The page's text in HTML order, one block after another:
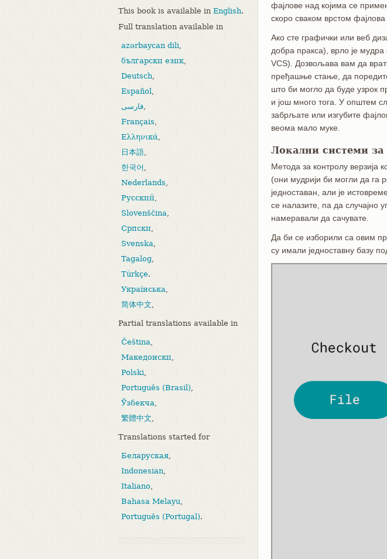
This book is available in English.
Full translation available in
azərbaycan dili,
български език,
Deutsch,
Español,
فارسی,
Français,
Ελληνικά,
日本語,
한국어 ,
Nederlands,
Русский,
Slovenščina,
Српски,
Svenska,
Tagalog,
Türkçe.
Українська,
简体中文,
Partial translations available in
Čeština,
Македонски,
Polski,
Português (Brasil),
Ўзбекча,
繁體中文,
Translations started for
Беларуская,
Indonesian,
Italiano,
Bahasa Melayu,
Português (Portugal).
фајлове над којима се
скоро сваком врстом
Ако сте графички или веб
добра пракса), врло је мудра
VCS). Дозвољава вам да
пређашње стање, да
што би могло да буде узрок
и још много тога. У општем
забрљате или изгубите
веома мало муке.
Локални системи за
Метода за контролу верзија
(они мудрији би могли да га
једноставан, али је
се налазите, па да случајно
намеравали да сачувате.
Да би се изборили са овим
су имали једноставну базу